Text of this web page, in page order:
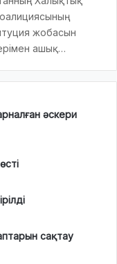
жобасын
ашық…
әскери
сақтау